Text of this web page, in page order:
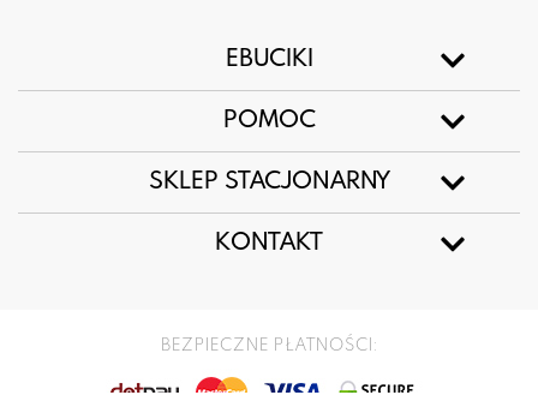
EBUCIKI
POMOC
SKLEP STACJONARNY
KONTAKT
BEZPIECZNE PŁATNOŚCI: